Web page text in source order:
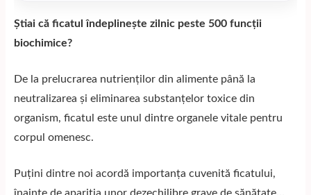
Știai că ficatul îndeplinește zilnic peste 500 funcții
biochimice?
De la prelucrarea nutrienților din alimente până la
neutralizarea și eliminarea substanțelor toxice din
organism, ficatul este unul dintre organele vitale pentru
corpul omenesc.
Puțini dintre noi acordă importanța cuvenită ficatului,